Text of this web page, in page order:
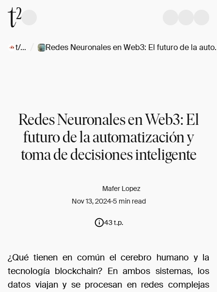
t/amigos Redes Neuronales
Redes Neuronales en Web3: El
futuro de la automatización y
toma de decisiones inteligente
Mafer Lopez
Nov 13, 20245 min read
43 t.p.
¿Qué tienen en común el cerebro humano y la
tecnología blockchain? En ambos sistemas, los
datos viajan y se procesan en redes complejas